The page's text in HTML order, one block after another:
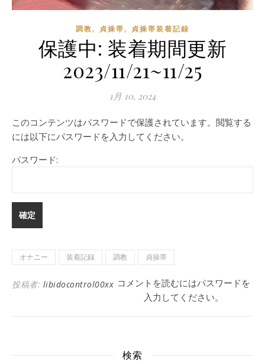
調教, 貞操帯, 貞操帯装着記録
保護中: 装着期間更新
2023/11/21~11/25
1月 10, 2024
このコンテンツはパスワードで保護されています。閲覧する
には以下にパスワードを入力してください。
パスワード:
オナニー 装着記録 調教 貞操帯
投稿者: libidocontrol00xx コメントを読むにはパスワードを
入力してください。
検索